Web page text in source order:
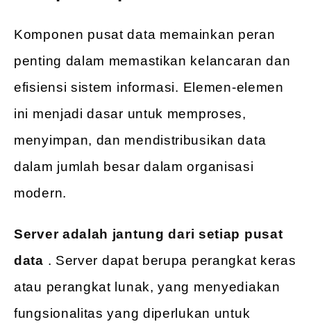
Komponen pusat data memainkan peran
penting dalam memastikan kelancaran dan
efisiensi sistem informasi. Elemen-elemen
ini menjadi dasar untuk memproses,
menyimpan, dan mendistribusikan data
dalam jumlah besar dalam organisasi
modern.
Server adalah jantungdari setiap pusat
data . Server dapat berupa perangkat keras
atau perangkat lunak, yang menyediakan
fungsionalitas yang diperlukan untuk